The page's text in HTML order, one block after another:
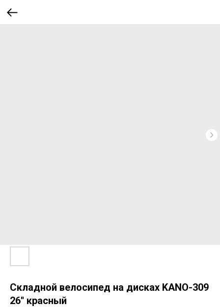
Складной велосипед на дисках KANO-309
26'' красный